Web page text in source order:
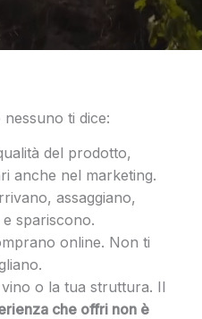
ti dice:
del prodotto,
anche nel marketing.
assaggiano,
spariscono.
online. Non ti
o la tua struttura. Il
che offri non è